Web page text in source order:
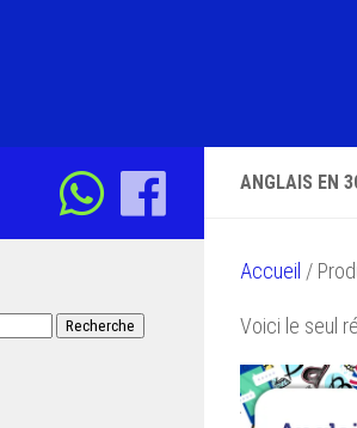
ANGLAIS EN
Accueil /
Voici le seul
Recherche